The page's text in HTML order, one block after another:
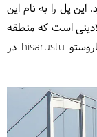
را فتح کرد. این پل را به نام این
است که منطقه
کاواچوک ‏kavacik‏ در قسمت آسیایی را به هیساروستو ‏hisarustu‏ در